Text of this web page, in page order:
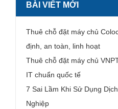
BÀI VIẾT MỚI
Thuê chỗ đặt máy chủ
định, an toàn, linh hoạt
Thuê chỗ đặt máy chủ
IT chuẩn quốc tế
7 Sai Lầm Khi Sử Dụng
Nghiệp